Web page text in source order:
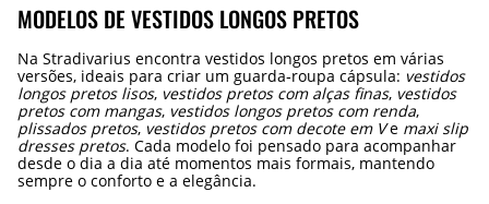
MODELOS DE VESTIDOS LONGOS PRETOS
Na Stradivarius encontra vestidos longos pretos em várias
versões, ideais para criar um guarda‑roupa cápsula: vestidos
longos pretos lisos, vestidos pretos com alças finas, vestidos
pretos com mangas, vestidos longos pretos com renda,
plissados pretos, vestidos pretos com decote em Ve maxi slip
dresses pretos. Cada modelo foi pensado para acompanhar
desde o dia a dia até momentos mais formais, mantendo
sempre o conforto e a elegância.